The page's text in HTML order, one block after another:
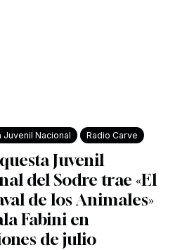
Juvenil Nacional Radio Carve
Juvenil
del Sodre trae «El
de los Animales»
Fabini en
de julio